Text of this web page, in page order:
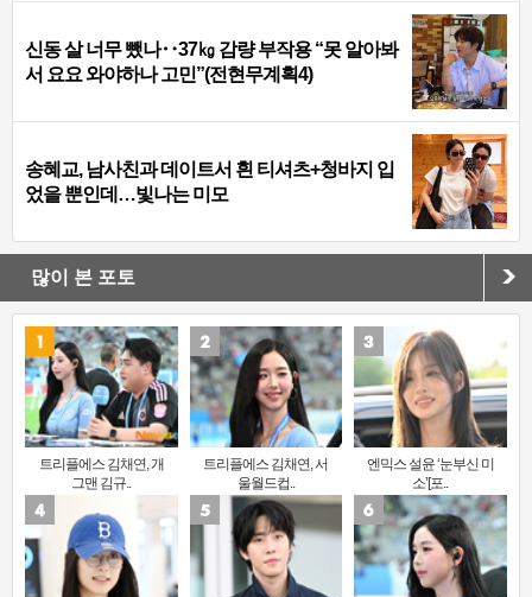
신동 살 너무 뺐나‥37㎏ 감량 부작용 “못 알아봐
서 요요 와야하나 고민”(전현무계획4)
송혜교, 남사친과 데이트서 흰 티셔츠+청바지 입
었을 뿐인데…빛나는 미모
많이 본 포토
트리플에스 김채연, 개
그맨 김규..
트리플에스 김채연, 서
울월드컵..
엔믹스 설윤 ‘눈부신 미
소’[포..